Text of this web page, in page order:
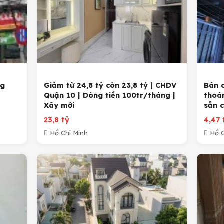
Giảm từ 24,8 tỷ còn 23,8 tỷ | CHDV
Quận 10 | Dòng tiền 100tr/tháng |
Xây mới
23,8 tỷ
Hồ Chí Minh
Bán
sẵn
4,47
Hồ